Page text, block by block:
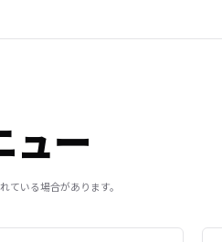
ュー
ている場合があります。